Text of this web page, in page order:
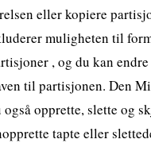
eller kopiere
muligheten til
, og du kan endre
til partisjonen. Den
opprette, slette og
tapte eller